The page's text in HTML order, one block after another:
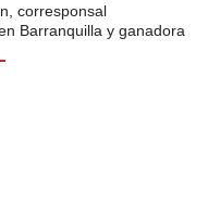
corresponsal
Barranquilla y ganadora